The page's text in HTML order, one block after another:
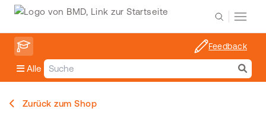
Alle
Feedback
Zurück zum Shop